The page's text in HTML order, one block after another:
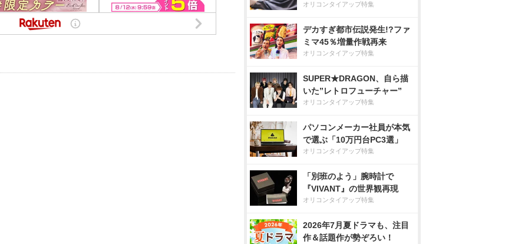
オリコンタイアップ特集
デカすぎ都市伝説発生!?ファ
ミマ45％増量作戦再来
オリコンタイアップ特集
SUPER★DRAGON、自ら描
いた”レトロフューチャー”
オリコンタイアップ特集
パソコンメーカー社員が本気
で選ぶ「10万円台PC3選」
オリコンタイアップ特集
「別班のよう」腕時計で
『VIVANT』の世界観再現
オリコンタイアップ特集
2026年7月夏ドラマも、注目
作＆話題作が勢ぞろい！